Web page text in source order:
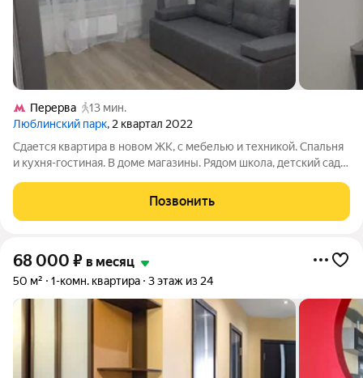
Перерва
13 мин.
Люблинский парк, 2 квартал 2022
Сдается квартира в новом ЖК, с мебелью и техникой. Спальня
и кухня-гостиная. В доме магазины. Рядом школа, детский сад.
Позвонить
68 000 ₽ в месяц
50 м² 1-комн. квартира 3 этаж из 24